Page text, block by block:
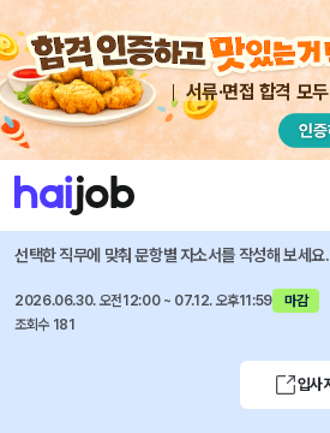
서류·면접 합격 모
채용공고 자소서 자유항목 자소서 내 작성목록
BGF로지스 즐겨찾기
2026년 6월 물류센터 채용연계형
선택한 직무에 맞춰 문항별 자소서를 작성해 보세요.
2026.06.30. 오전12:00 ~ 07.12. 오후11:59
마감
조회수 181
입사